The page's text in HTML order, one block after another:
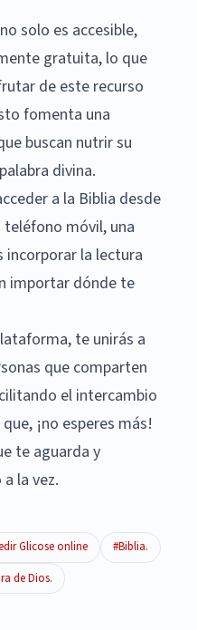
solo es accesible,
gratuita, lo que
de este recurso
fomenta una
buscan nutrir su
divina.
a la Biblia desde
teléfono móvil, una
incorporar la lectura
importar dónde te
te unirás a
que comparten
el intercambio
¡no esperes más!
te aguarda y
la vez.
Glicose online
#Biblia.
de Dios.